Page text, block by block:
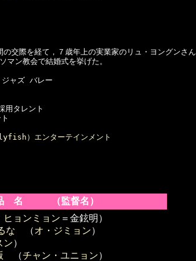
交際を経て，７歳年上の実業家のリュ・ヨングンさん
会で結婚式を挙げた。
ャズ バレー
タレント
）エンターテインメント
名 （監督名）
ヒョンミョン ＝金鉉明）
な （オ・ジミョン）
ン）
（チャン・ユニョン）